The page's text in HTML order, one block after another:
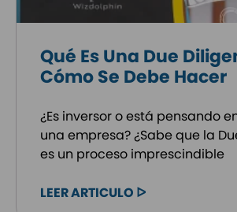
Qué Es Una Due
Cómo Se Debe Hacer
¿Es inversor o está pensando
una empresa? ¿Sabe que la
es un proceso imprescindible
LEER ARTICULO ᐅ